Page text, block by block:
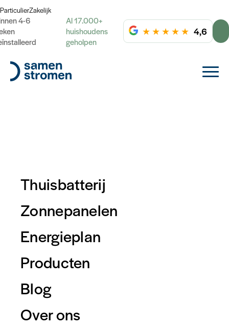
ParticulierZakelijk
4-6
Al 17.000+
huishoudens
geholpen
★ ★ ★ ★ ★ 4,6
Thuisbatterij
Zonnepanelen
Energieplan
Producten
Blog
Over ons